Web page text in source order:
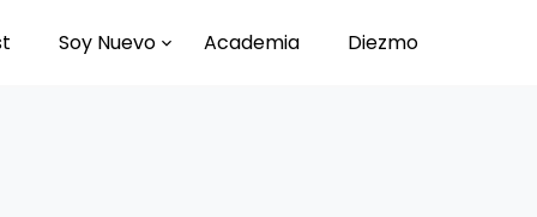
Soy Nuevo Academia Diezmo